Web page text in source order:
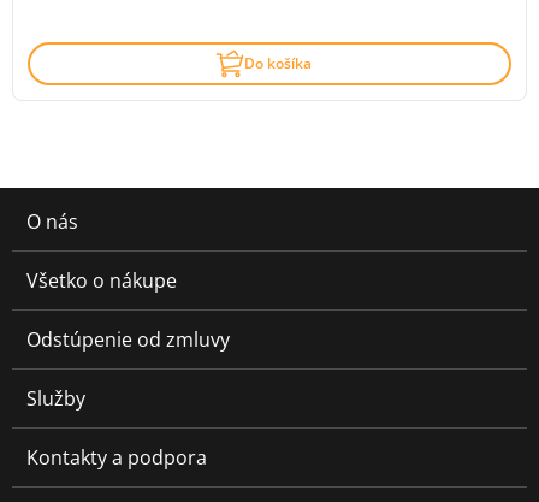
Do košíka
O nás
Všetko o nákupe
Odstúpenie od zmluvy
Služby
Kontakty a podpora